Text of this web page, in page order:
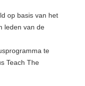
op basis van het
leden van de
te
Teach The